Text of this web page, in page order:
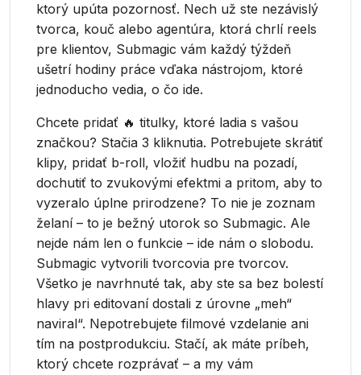
ktorý upúta pozornosť. Nech už ste nezávislý
tvorca, kouč alebo agentúra, ktorá chrlí reels
pre klientov, Submagic vám každý týždeň
ušetrí hodiny práce vďaka nástrojom, ktoré
jednoducho vedia, o čo ide.
Chcete pridať 🔥 titulky, ktoré ladia s vašou
značkou? Stačia 3 kliknutia. Potrebujete skrátiť
klipy, pridať b-roll, vložiť hudbu na pozadí,
dochutiť to zvukovými efektmi a pritom, aby to
vyzeralo úplne prirodzene? To nie je zoznam
želaní – to je bežný utorok so Submagic. Ale
nejde nám len o funkcie – ide nám o slobodu.
Submagic vytvorili tvorcovia pre tvorcov.
Všetko je navrhnuté tak, aby ste sa bez bolestí
hlavy pri editovaní dostali z úrovne „meh“
naviral“. Nepotrebujete filmové vzdelanie ani
tím na postprodukciu. Stačí, ak máte príbeh,
ktorý chcete rozprávať – a my vám